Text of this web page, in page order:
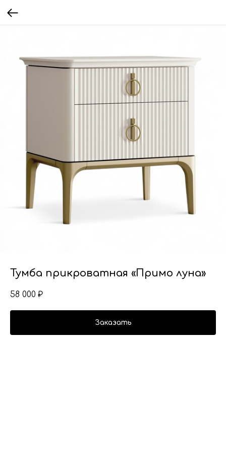
Тумба прикроватная «Примо луна»
58 000 ₽
Заказать